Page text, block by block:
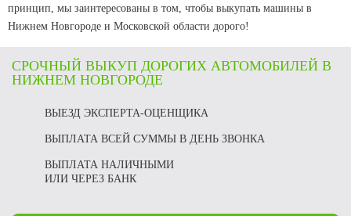
принцип, мы заинтересованы в том, чтобы выкупать машины в
Нижнем Новгороде и Московской области дорого!
СРОЧНЫЙ ВЫКУП ДОРОГИХ АВТОМОБИЛЕЙ В
НИЖНЕМ НОВГОРОДЕ
ВЫЕЗД ЭКСПЕРТА-ОЦЕНЩИКА
ВЫПЛАТА ВСЕЙ СУММЫ В ДЕНЬ ЗВОНКА
ВЫПЛАТА НАЛИЧНЫМИ
ИЛИ ЧЕРЕЗ БАНК